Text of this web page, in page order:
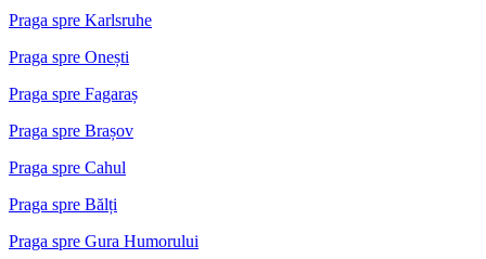
Praga spre Karlsruhe
Praga spre Onești
Praga spre Fagaraș
Praga spre Brașov
Praga spre Cahul
Praga spre Bălți
Praga spre Gura Humorului